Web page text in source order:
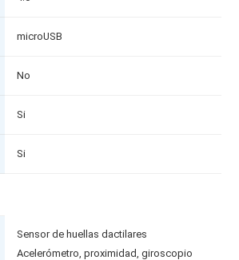
microUSB
No
Si
Si
Sensor de huellas dactilares
Acelerómetro, proximidad, giroscopio